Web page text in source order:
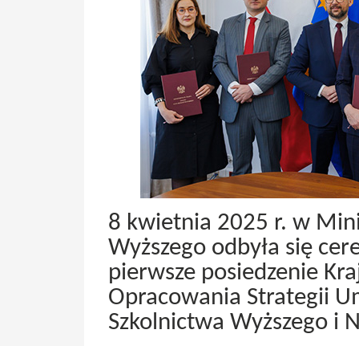
8 kwietnia 2025 r. w
Wyższego odbyła się
pierwsze posiedzenie
Opracowania Strategii
Szkolnictwa Wyższego i